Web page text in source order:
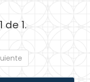
de 1.